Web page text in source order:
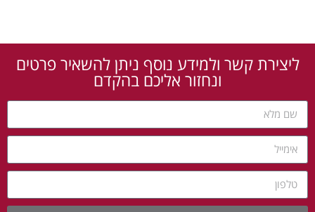
ליצירת קשר ולמידע נוסף ניתן להשאיר פרטים
ונחזור אליכם בהקדם